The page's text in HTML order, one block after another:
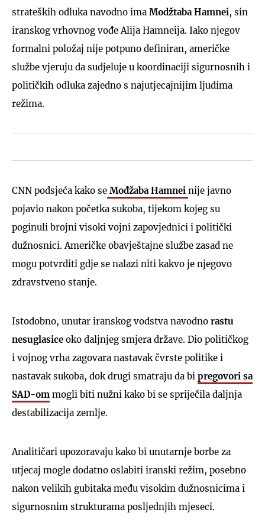
strateških odluka navodno ima Modžtaba Hamnei, sin
iranskog vrhovnog vođe Alija Hamneija. Iako njegov
formalni položaj nije potpuno definiran, američke
službe vjeruju da sudjeluje u koordinaciji sigurnosnih i
političkih odluka zajedno s najutjecajnijim ljudima
režima.
CNN podsjeća kako se Mođžaba Hamnei nije javno
pojavio nakon početka sukoba, tijekom kojeg su
poginuli brojni visoki vojni zapovjednici i politički
dužnosnici. Američke obavještajne službe zasad ne
mogu potvrditi gdje se nalazi niti kakvo je njegovo
zdravstveno stanje.
Istodobno, unutar iranskog vodstva navodno rastu
nesuglasice oko daljnjeg smjera države. Dio političkog
i vojnog vrha zagovara nastavak čvrste politike i
nastavak sukoba, dok drugi smatraju da bi pregovori sa
SAD-om mogli biti nužni kako bi se spriječila daljnja
destabilizacija zemlje.
Analitičari upozoravaju kako bi unutarnje borbe za
utjecaj mogle dodatno oslabiti iranski režim, posebno
nakon velikih gubitaka među visokim dužnosnicima i
sigurnosnim strukturama posljednjih mjeseci.